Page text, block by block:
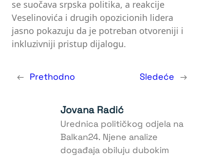
se suočava srpska politika, a reakcije
Veselinovića i drugih opozicionih lidera
jasno pokazuju da je potreban otvoreniji i
inkluzivniji pristup dijalogu.
← Prethodno Sledeće →
Jovana Radić
Urednica političkog odjela na
Balkan24. Njene analize
događaja obiluju dubokim